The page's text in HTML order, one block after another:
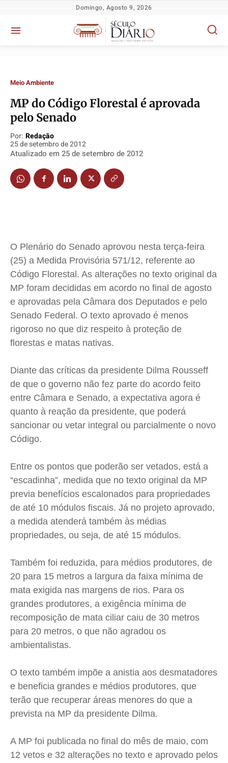
Política
Socioeconômicas
TV Século
Justiça
Educação
Segurança
Direitos
Economia
Cultura
Caetano Roque
Gustavo Bastos
Jr Mignone (in memorian)
Publicidade Legal
Quem Somos
Contato
Anuncie
Termos de Uso
Privacidade
Política
Socioeconômicas
TV Século
Justiça
Educação
Segurança
Direitos
Economia
Cultura
Caetano Roque
Gustavo Bastos
Jr Mignone (in memorian)
Publicidade Legal
Quem Somos
Contato
Anuncie
Termos de Uso
Privacidade
Política
Socioeconômicas
TV Século
Justiça
Educação
Segurança
Direitos
Economia
Cultura
Caetano Roque
Gustavo Bastos
Jr Mignone (in memorian)
Publicidade Legal
Quem Somos
Contato
Anuncie
Termos de Uso
Privacidade
Política
Socioeconômicas
TV Século
Justiça
Educação
Segurança
Direitos
Economia
Cultura
Caetano Roque
Gustavo Bastos
Jr Mignone (in memorian)
Publicidade Legal
Quem Somos
Contato
Anuncie
Termos de Uso
Privacidade
Domingo, Agosto 9, 2026
Meio Ambiente
MP do Código Florestal é aprovada
pelo Senado
Por: Redação
25 de setembro de 2012
Atualizado em 25 de setembro de 2012
O Plenário do Senado aprovou nesta terça-feira
(25) a Medida Provisória 571/12, referente ao
Código Florestal. As alterações no texto original da
MP foram decididas em acordo no final de agosto
e aprovadas pela Câmara dos Deputados e pelo
Senado Federal. O texto aprovado é menos
rigoroso no que diz respeito à proteção de
florestas e matas nativas.
Diante das críticas da presidente Dilma Rousseff
de que o governo não fez parte do acordo feito
entre Câmara e Senado, a expectativa agora é
quanto à reação da presidente, que poderá
sancionar ou vetar integral ou parcialmente o novo
Código.
Entre os pontos que poderão ser vetados, está a
“escadinha”, medida que no texto original da MP
previa benefícios escalonados para propriedades
de até 10 módulos fiscais. Já no projeto aprovado,
a medida atenderá também às médias
propriedades, ou seja, de até 15 módulos.
Também foi reduzida, para médios produtores, de
20 para 15 metros a largura da faixa mínima de
mata exigida nas margens de rios. Para os
grandes produtores, a exigência mínima de
recomposição de mata ciliar caiu de 30 metros
para 20 metros, o que não agradou os
ambientalistas.
O texto também impõe a anistia aos desmatadores
e beneficia grandes e médios produtores, que
terão que recuperar áreas menores do que a
prevista na MP da presidente Dilma.
A MP foi publicada no final do mês de maio, com
12 vetos e 32 alterações no texto e aprovado pelos